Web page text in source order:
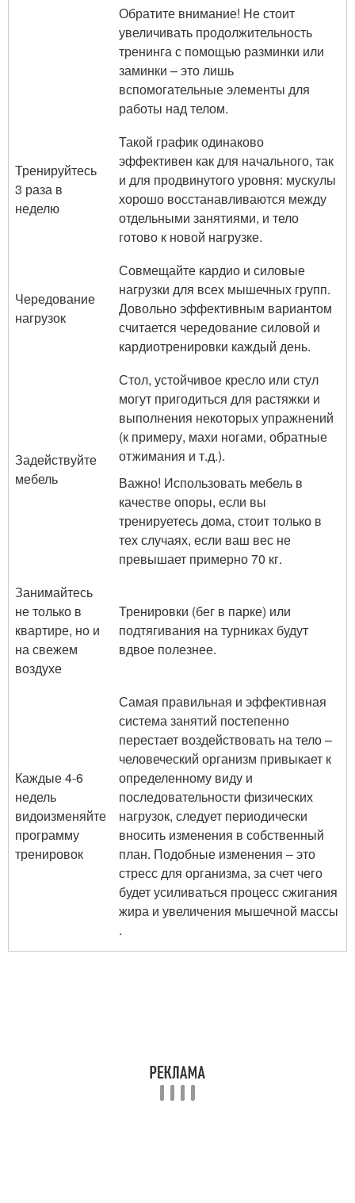
Обратите внимание! Не стоит
увеличивать продолжительность
тренинга с помощью разминки или
заминки – это лишь
вспомогательные элементы для
работы над телом.
Тренируйтесь
3 раза в
неделю
Такой график одинаково
эффективен как для начального, так
и для продвинутого уровня: мускулы
хорошо восстанавливаются между
отдельными занятиями, и тело
готово к новой нагрузке.
Чередование
нагрузок
Совмещайте кардио и силовые
нагрузки для всех мышечных групп.
Довольно эффективным вариантом
считается чередование силовой и
кардиотренировки каждый день.
Задействуйте
мебель
Стол, устойчивое кресло или стул
могут пригодиться для растяжки и
выполнения некоторых упражнений
(к примеру, махи ногами, обратные
отжимания и т.д.).
Важно! Использовать мебель в
качестве опоры, если вы
тренируетесь дома, стоит только в
тех случаях, если ваш вес не
превышает примерно 70 кг.
Занимайтесь
не только в
квартире, но и
на свежем
воздухе
Тренировки (бег в парке) или
подтягивания на турниках будут
вдвое полезнее.
Каждые 4-6
недель
видоизменяйте
программу
тренировок
Самая правильная и эффективная
система занятий постепенно
перестает воздействовать на тело –
человеческий организм привыкает к
определенному виду и
последовательности физических
нагрузок, следует периодически
вносить изменения в собственный
план. Подобные изменения – это
стресс для организма, за счет чего
будет усиливаться процесс сжигания
жира и увеличения мышечной массы
.